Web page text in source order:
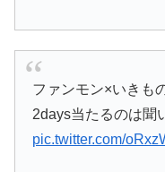
ファンモン×いきも
2days当たるのは聞
pic.twitter.com/